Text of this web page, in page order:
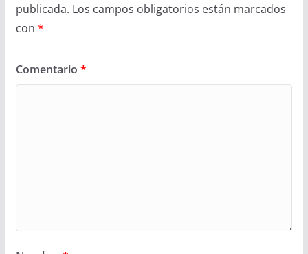
publicada. Los campos obligatorios están marcados
con *
Comentario *